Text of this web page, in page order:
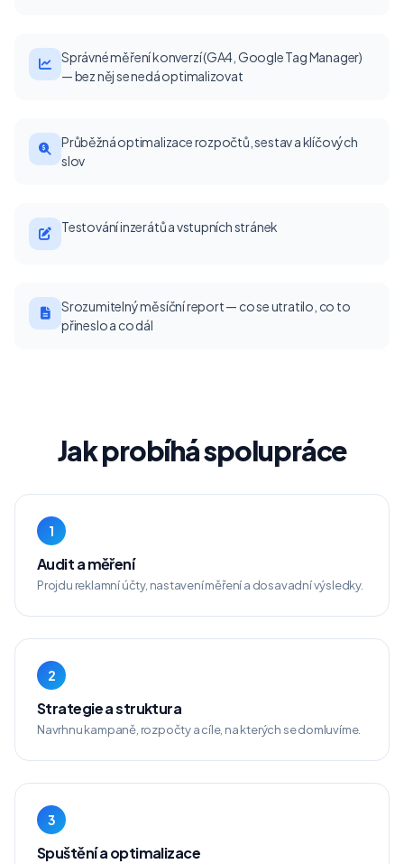
Správné měření konverzí (GA4, Google Tag Manager)
— bez něj se nedá optimalizovat
Průběžná optimalizace rozpočtů, sestav a klíčových
slov
Testování inzerátů a vstupních stránek
Srozumitelný měsíční report — co se utratilo, co to
přineslo a co dál
Jak probíhá spolupráce
1
Audit a měření
Projdu reklamní účty, nastavení měření a dosavadní výsledky.
2
Strategie a struktura
Navrhnu kampaně, rozpočty a cíle, na kterých se domluvíme.
3
Spuštění a optimalizace